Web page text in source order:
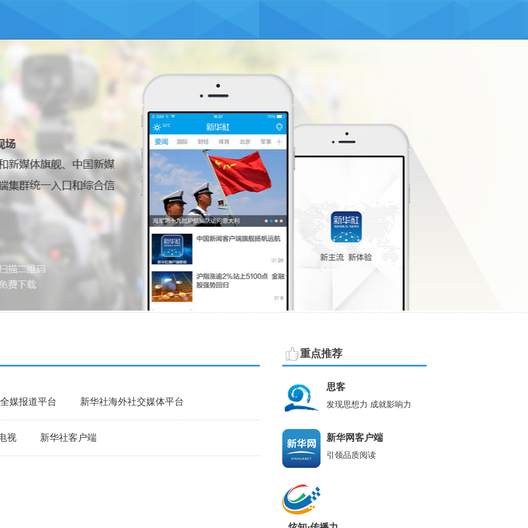
媒报道平台 新华社海外社交媒体平台
视 新华社客户端
重点推荐
思客
发现思想力 成就影响力
新华网客户端
引领品质阅读